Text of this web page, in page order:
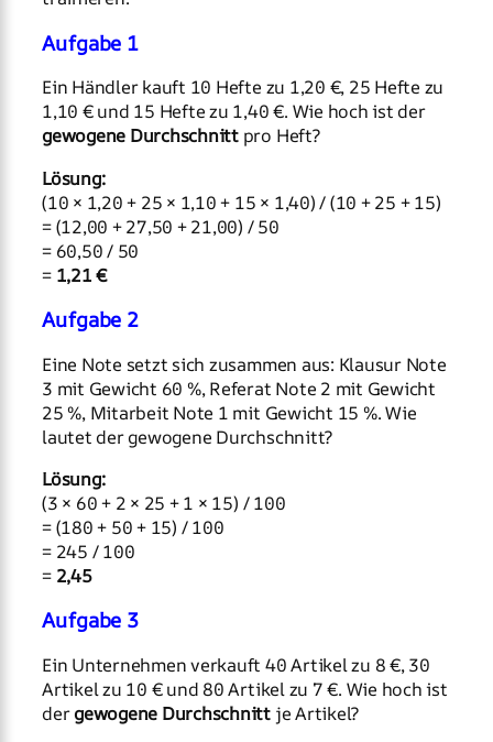
Aufgabe 1
Ein Händler kauft 10 Hefte zu 1,20 €, 25 Hefte zu
1,10 € und 15 Hefte zu 1,40 €. Wie hoch ist der
gewogene Durchschnittpro Heft?
Lösung:
(10 × 1,20 + 25 × 1,10 + 15 × 1,40) / (10 + 25 + 15)
= (12,00 + 27,50 + 21,00) / 50
= 60,50 / 50
= 1,21 €
Aufgabe 2
Eine Note setzt sich zusammen aus: Klausur Note
3 mit Gewicht 60 %, Referat Note 2 mit Gewicht
25 %, Mitarbeit Note 1 mit Gewicht 15 %. Wie
lautet der gewogene Durchschnitt?
Lösung:
(3 × 60 + 2 × 25 + 1 × 15) / 100
= (180 + 50 + 15) / 100
= 245 / 100
= 2,45
Aufgabe 3
Ein Unternehmen verkauft 40 Artikel zu 8 €, 30
Artikel zu 10 € und 80 Artikel zu 7 €. Wie hoch ist
dergewogene Durchschnitt je Artikel?